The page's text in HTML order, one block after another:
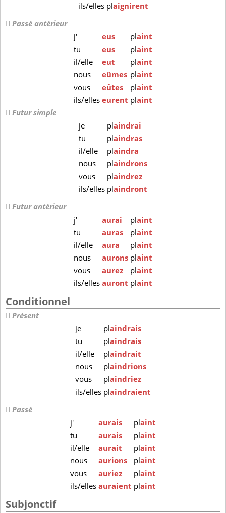
ils/elles plaignirent
Passé antérieur
j'
eus plaint
tu
eus plaint
il/elle
eut plaint
nous
eûmes plaint
vous
eûtes plaint
ils/elleseurent plaint
Futur simple
je
plaindrai
tu
plaindras
il/elle
plaindra
nous
plaindrons
vous
plaindrez
ils/elles plaindront
Futur antérieur
j'
aurai plaint
tu
auras plaint
il/elle
aura plaint
nous
aurons plaint
vous
aurez plaint
ils/ellesauront plaint
Conditionnel
Présent
je
plaindrais
tu
plaindrais
il/elle
plaindrait
nous
plaindrions
vous
plaindriez
ils/elles plaindraient
Passé
j'
aurais plaint
tu
aurais plaint
il/elle
aurait plaint
nous
aurions plaint
vous
auriez plaint
ils/ellesauraient plaint
Subjonctif